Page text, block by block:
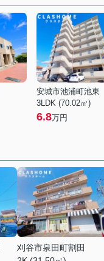
安城市池浦町池東
3LDK (70.02㎡)
6.8万円
刈谷市泉田町割田